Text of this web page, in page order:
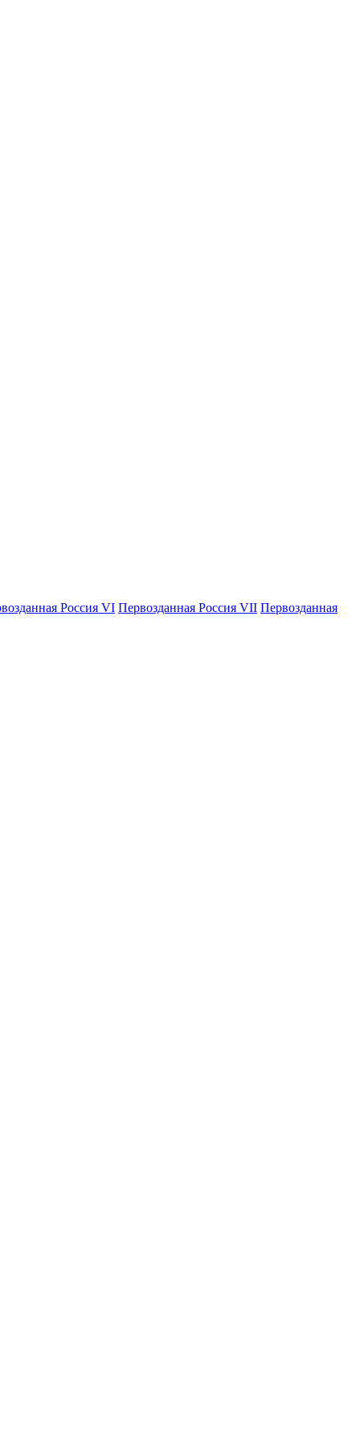
Россия VI Первозданная Россия VII Первозданная